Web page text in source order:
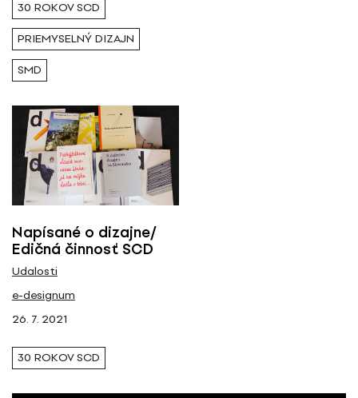
30 ROKOV SCD
PRIEMYSELNÝ DIZAJN
SMD
Napísané o dizajne/
Edičná činnosť SCD
Udalosti
e-designum
26. 7. 2021
30 ROKOV SCD